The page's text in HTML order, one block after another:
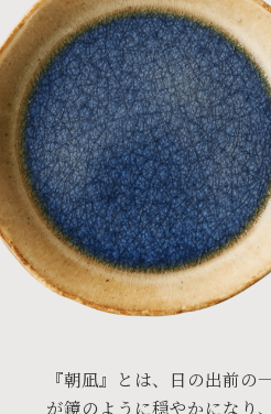
『朝凪』とは、日の出前の
が鏡のように穏やかになり